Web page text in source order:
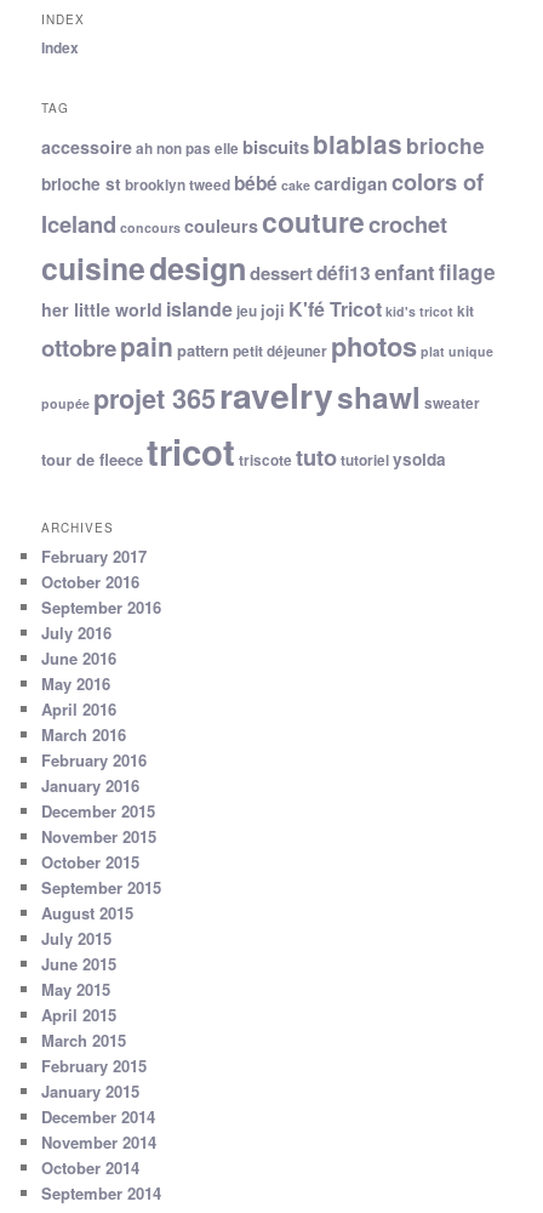
INDEX
Index
TAG
accessoireah non pas elle biscuitsblablas brioche
brioche st brooklyn tweed bébé cake cardigan colors of
Iceland concours couleurscouturecrochet
cuisinedesigndessertdéfi13enfantfilage
her little world islande jeu joji K'fé Tricot kid's tricot kit
ottobrepain pattern petit déjeuner photos plat unique
poupée projet 365ravelryshawl sweater
tour de fleecetricot triscote tutotutorielysolda
ARCHIVES
February 2017
October 2016
September 2016
July 2016
June 2016
May 2016
April 2016
March 2016
February 2016
January 2016
December 2015
November 2015
October 2015
September 2015
August 2015
July 2015
June 2015
May 2015
April 2015
March 2015
February 2015
January 2015
December 2014
November 2014
October 2014
September 2014